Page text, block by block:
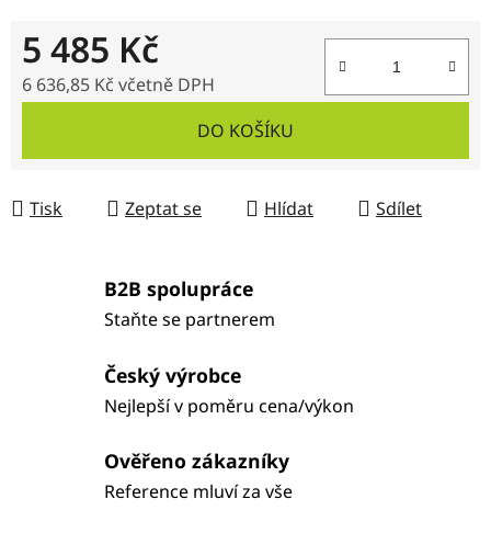
5 485 Kč
6 636,85 Kč včetně DPH
DO KOŠÍKU
Tisk Zeptat se Hlídat Sdílet
B2B spolupráce
Staňte se partnerem
Český výrobce
Nejlepší v poměru cena/výkon
Ověřeno zákazníky
Reference mluví za vše